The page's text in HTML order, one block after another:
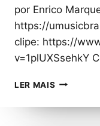
por Enrico
https://
clipe: https://
v=1plUXSsehkY
LER MAIS O
NESK